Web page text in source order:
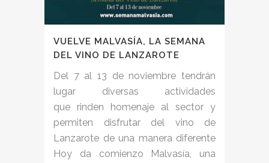
VUELVE MALVASÍA, LA SEMANA
DEL VINO DE LANZAROTE
Del 7 al 13 de noviembre tendrán
lugar diversas actividades
que rinden homenaje al sector y
permiten disfrutar del vino de
Lanzarote de una manera diferente
Hoy da comienzo Malvasía, una